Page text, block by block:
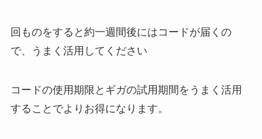
回ものをすると約一週間後にはコードが届くの
で、うまく活用してください
コードの使用期限とギガの試用期間をうまく活用
することでよりお得になります。